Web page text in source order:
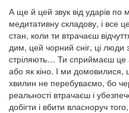
А ще й цей звук від ударів по
медитативну складову, і все
стан, коли ти втрачаєш
дим, цей чорний сніг, ці люди
стріляють… Ти сприймаєш це
або як кіно. І ми
хвилин не перебуваємо, бо
реальності втрачаєш і
добігти і вбити власноруч